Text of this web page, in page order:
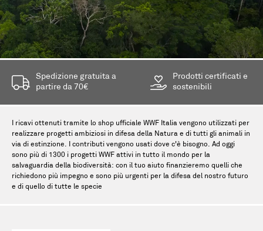
Spedizione gratuita a
partire da 70€
Prodotti certificati e
sostenibili
I ricavi ottenuti tramite lo shop ufficiale WWF Italia vengono utilizzati per
realizzare progetti ambiziosi in difesa della Natura e di tutti gli animali in
via di estinzione. I contributi vengono usati dove c'è bisogno. Ad oggi
sono più di 1300 i progetti WWF attivi in tutto il mondo per la
salvaguardia della biodiversità: con il tuo aiuto finanzieremo quelli che
richiedono più impegno e sono più urgenti per la difesa del nostro futuro
e di quello di tutte le specie